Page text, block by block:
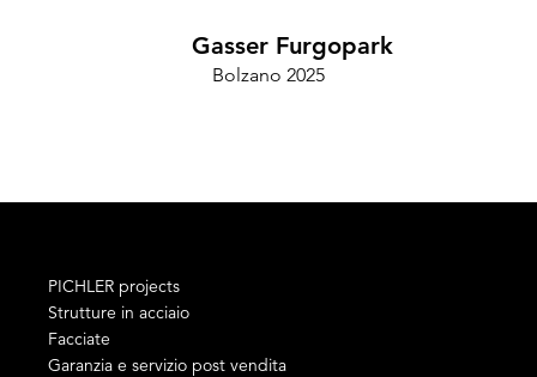
Gasser Furgopark
Bolzano 2025
PICHLER projects
Strutture in acciaio
Facciate
Garanzia e servizio post vendita